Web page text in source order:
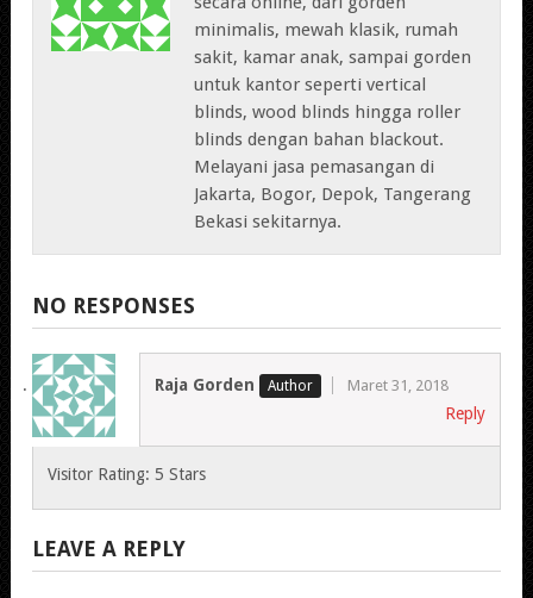
minimalis, mewah klasik, rumah
sakit, kamar anak, sampai gorden
untuk kantor seperti vertical
blinds, wood blinds hingga roller
blinds dengan bahan blackout.
Melayani jasa pemasangan di
Jakarta, Bogor, Depok, Tangerang
Bekasi sekitarnya.
NO RESPONSES
Raja Gorden Maret 31, 2018
Reply
Visitor Rating: 5 Stars
LEAVE A REPLY